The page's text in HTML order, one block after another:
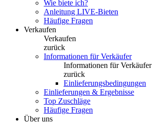
Wie biete ich?
Anleitung LIVE-Bieten
Häufige Fragen
Verkaufen
Verkaufen
zurück
Informationen für Verkäufer
Informationen für Verkäufer
zurück
Einlieferungsbedingungen
Einlieferungen & Ergebnisse
Top Zuschläge
Häufige Fragen
Über uns